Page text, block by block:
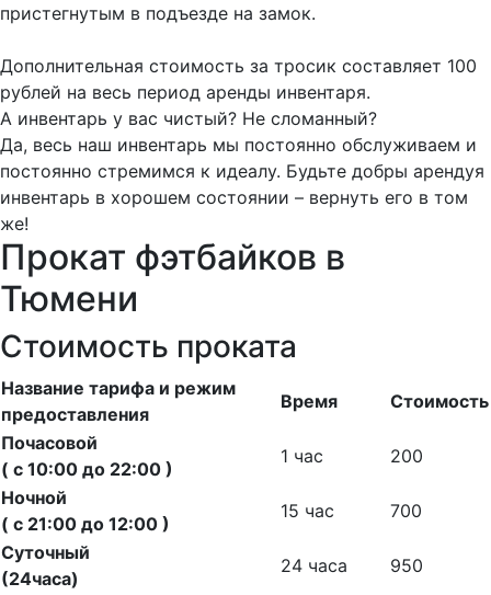
пристегнутым в подъезде на замок.
Дополнительная стоимость за тросик составляет 100
рублей на весь период аренды инвентаря.
А инвентарь у вас чистый? Не сломанный?
Да, весь наш инвентарь мы постоянно обслуживаем и
постоянно стремимся к идеалу. Будьте добры арендуя
инвентарь в хорошем состоянии – вернуть его в том
же!
Прокат фэтбайков в
Тюмени
Стоимость проката
Название тарифа и режим
предоставления
Время
Стоимость
Почасовой
( с 10:00 до 22:00 )
1 час
200
Ночной
( с 21:00 до 12:00 )
15 час
700
Суточный
(24часа)
24 часа 950